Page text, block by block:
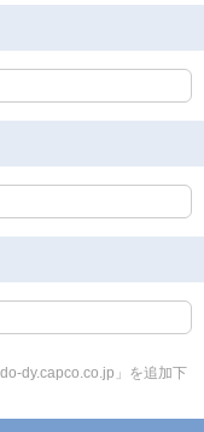
dy.capco.co.jp」を追加下